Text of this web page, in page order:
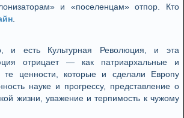
и «поселенцам» отпор. Кто
и есть Культурная Революция, и эта
отрицает — как патриархальные и
те ценности, которые и сделали Европу
науке и прогрессу, представление о
жизни, уважение и терпимость к чужому